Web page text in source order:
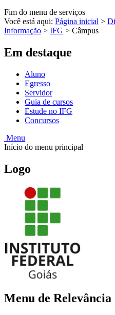
Fim do menu de serviços
Você está aqui: Página inicial >
Informação > IFG > Câmpus
Em destaque
Aluno
Egresso
Servidor
Guia de cursos
Estude no IFG
Concursos
Menu
Início do menu principal
Logo
Menu de Relevância